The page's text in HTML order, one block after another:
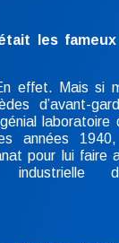
les
effet. Mais si
d’avant-
laboratoire
années
pour lui faire
industrielle